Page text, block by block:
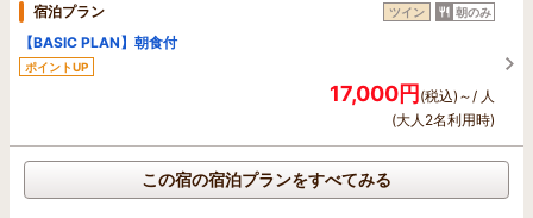
宿泊プラン ツイン 朝のみ
【BASIC PLAN】朝食付
ポイントUP
17,000円(税込)～/ 人
(大人2名利用時)
この宿の宿泊プランをすべてみる